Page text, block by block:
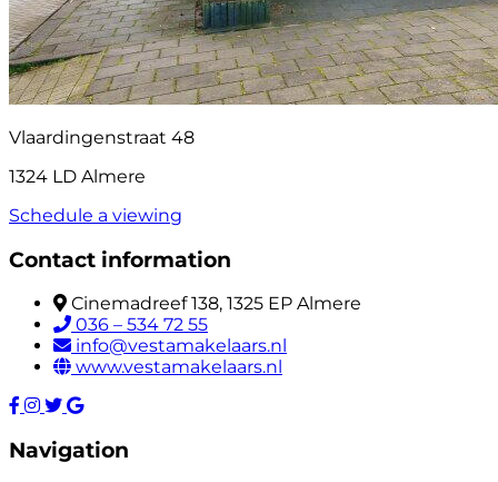
Vlaardingenstraat 48
1324 LD Almere
Schedule a viewing
Contact information
Cinemadreef 138, 1325 EP Almere
036 – 534 72 55
info@vestamakelaars.nl
www.vestamakelaars.nl
Navigation